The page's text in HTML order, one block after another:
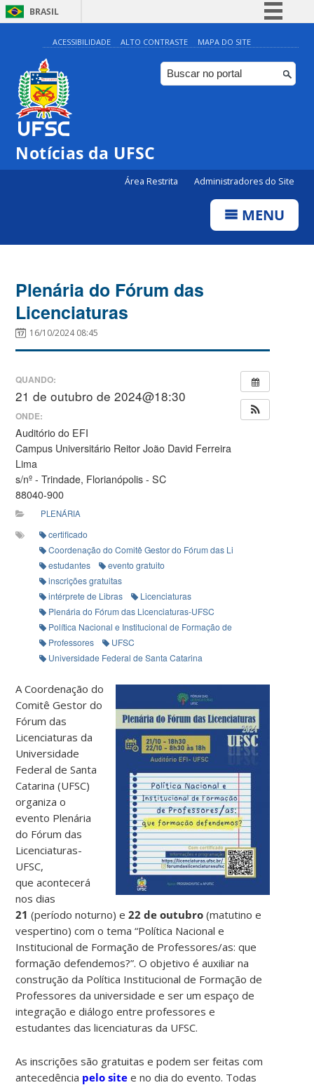
BRASIL
Simplifique!
Comunica BR
Participe
ACESSIBILIDADE ALTO CONTRASTE MAPA DO SITE
Notícias da UFSC
Área Restrita Administradores do Site
MENU
Plenária do Fórum das
Licenciaturas
16/10/2024 08:45
QUANDO:
21 de outubro de 2024@18:30
ONDE:
Auditório do EFI
Campus Universitário Reitor João David Ferreira
Lima
s/nº - Trindade, Florianópolis - SC
88040-900
PLENÁRIA
certificado
Coordenação do Comitê Gestor do Fórum das Licenciaturas
estudantes
evento gratuito
inscrições gratuitas
intérprete de Libras
Licenciaturas
Plenária do Fórum das Licenciaturas-UFSC
Política Nacional e Institucional de Formação de Professores
Professores
UFSC
Universidade Federal de Santa Catarina
A Coordenação do
Comitê Gestor do
Fórum das
Licenciaturas da
Universidade
Federal de Santa
Catarina (UFSC)
organiza o
evento Plenária
do Fórum das
Licenciaturas-
UFSC,
que acontecerá
nos dias
21(período noturno) e 22 de outubro (matutino e
vespertino) com o tema “Política Nacional e
Institucional de Formação de Professores/as: que
formação defendemos?”. O objetivo é auxiliar na
construção da Política Institucional de Formação de
Professores da universidade e ser um espaço de
integração e diálogo entre professores e
estudantes das licenciaturas da UFSC.
As inscrições são gratuitas e podem ser feitas com
antecedência pelo site e no dia do evento. Todas